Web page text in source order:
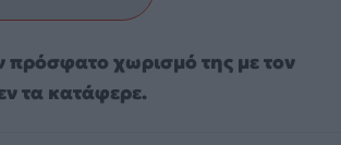
χωρισμό της με τον
τα κατάφερε.